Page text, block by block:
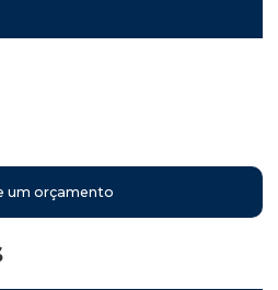
um orçamento